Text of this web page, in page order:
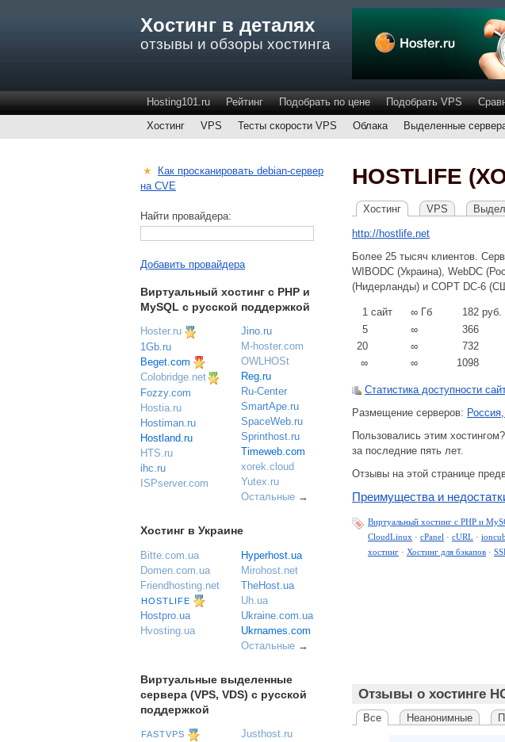
Хостинг в деталях
отзывы и обзоры хостинга
Hosting101.ru Рейтинг Подобрать по цене Подобрать VPS
Хостинг
VPS Тесты скорости VPS Облака Выделенные
HOSTLIFE
Хостинг VPS
http://hostlife.net
Более 25 тысяч клиентов.
WIBODC (Украина), WebDC
(Нидерланды) и COPT DC-6
1 сайт ∞ Гб 182 руб.
5 ∞ 366
20
∞ 732
∞
∞ 1098
Статистика доступности
Размещение серверов:
Пользовались этим
за последние пять лет.
Отзывы на этой странице
Преимущества и
Виртуальный хостинг c PHP и
CloudLinux · cPanel · cURL ·
хостинг · Хостинг для бэкапов ·
Отзывы о хостинге
Все Неанонимные
★ Как просканировать debian-сервер
на CVE
Найти провайдера:
Добавить провайдера
Виртуальный хостинг c PHP и
MySQL с русской поддержкой
Hoster.ru
1Gb.ru
Beget.com
Colobridge.net
Fozzy.com
Hostia.ru
Hostiman.ru
Hostland.ru
HTS.ru
ihc.ru
ISPserver.com
Jino.ru
M-hoster.com
OWLHOSt
Reg.ru
Ru-Center
SmartApe.ru
SpaceWeb.ru
Sprinthost.ru
Timeweb.com
xorek.cloud
Yutex.ru
Остальные →
Хостинг в Украине
Bitte.com.ua
Domen.com.ua
Friendhosting.net
HOSTLIFE
Hostpro.ua
Hvosting.ua
Hyperhost.ua
Mirohost.net
TheHost.ua
Uh.ua
Ukraine.com.ua
Ukrnames.com
Остальные →
Виртуальные выделенные
сервера (VPS, VDS) с русской
поддержкой
FASTVPS
Justhost.ru